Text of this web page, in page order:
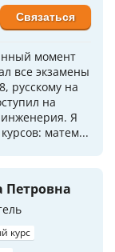
момент
все экзамены
русскому на
на
Я
матем...
Связаться
Петровна
курс